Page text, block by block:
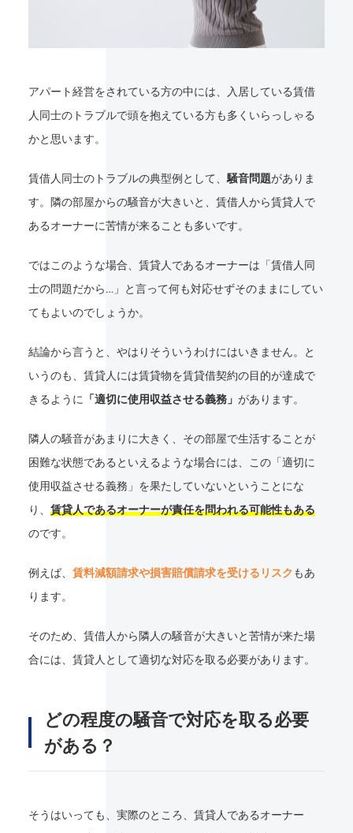
アパート経営をされている方の中には、入居している賃借
人同士のトラブルで頭を抱えている方も多くいらっしゃる
かと思います。
賃借人同士のトラブルの典型例として、 騒音問題がありま
す。隣の部屋からの騒音が大きいと、賃借人から賃貸人で
あるオーナーに苦情が来ることも多いです。
ではこのような場合、賃貸人であるオーナーは「賃借人同
士の問題だから…」と言って何も対応せずそのままにしてい
てもよいのでしょうか。
結論から言うと、やはりそういうわけにはいきません。と
いうのも、賃貸人には賃貸物を賃貸借契約の目的が達成で
きるように
「適切に使用収益させる義務」 があります。
隣人の騒音があまりに大きく、その部屋で生活することが
困難な状態であるといえるような場合には、この「適切に
使用収益させる義務」を果たしていないということにな
り、 賃貸人であるオーナーが責任を問われる可能性もある
のです。
例えば、 賃料減額請求や損害賠償請求を受けるリスク もあ
ります。
そのため、賃借人から隣人の騒音が大きいと苦情が来た場
合には、賃貸人として適切な対応を取る必要があります。
どの程度の騒音で対応を取る必要
がある？
そうはいっても、実際のところ、賃貸人であるオーナー